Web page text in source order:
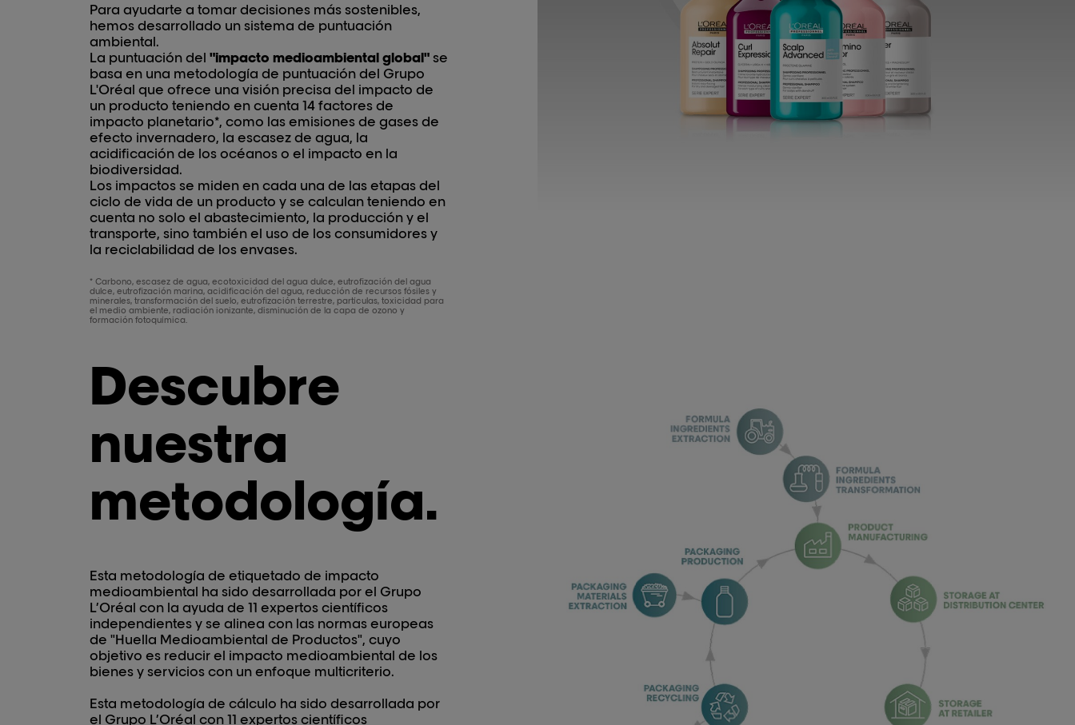
Para ayudarte a tomar decisiones más sostenibles,
hemos desarrollado un sistema de puntuación
ambiental.
La puntuación del "impacto medioambiental global" se
basa en una metodología de puntuación del Grupo
L'Oréal que ofrece una visión precisa del impacto de
un producto teniendo en cuenta 14 factores de
impacto planetario*, como las emisiones de gases de
efecto invernadero, la escasez de agua, la
acidificación de los océanos o el impacto en la
biodiversidad.
Los impactos se miden en cada una de las etapas del
ciclo de vida de un producto y se calculan teniendo en
cuenta no solo el abastecimiento, la producción y el
transporte, sino también el uso de los consumidores y
la reciclabilidad de los envases.
* Carbono, escasez de agua, ecotoxicidad del agua dulce, eutrofización del agua
dulce, eutrofización marina, acidificación del agua, reducción de recursos fósiles y
minerales, transformación del suelo, eutrofización terrestre, partículas, toxicidad para
el medio ambiente, radiación ionizante, disminución de la capa de ozono y
formación fotoquímica.
Descubre
nuestra
metodología.
Esta metodología de etiquetado de impacto
medioambiental ha sido desarrollada por el Grupo
L’Oréal con la ayuda de 11 expertos científicos
independientes y se alinea con las normas europeas
de "Huella Medioambiental de Productos", cuyo
objetivo es reducir el impacto medioambiental de los
bienes y servicios con un enfoque multicriterio.
Esta metodología de cálculo ha sido desarrollada por
el Grupo L’Oréal con 11 expertos científicos